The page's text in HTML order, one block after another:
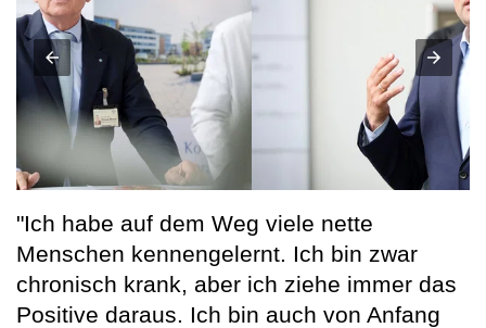
"Ich habe auf dem Weg viele nette
Menschen kennengelernt. Ich bin zwar
chronisch krank, aber ich ziehe immer das
Positive daraus. Ich bin auch von Anfang